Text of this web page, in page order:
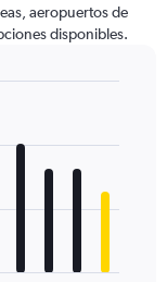
aeropuertos de
disponibles.